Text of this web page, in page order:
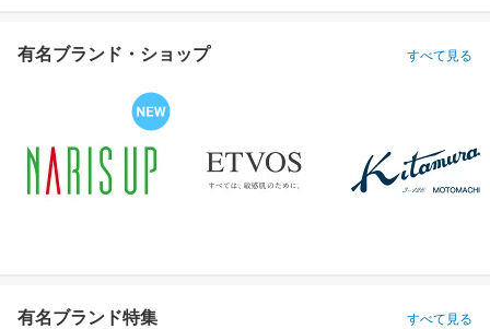
有名ブランド・ショップ すべて見る
有名ブランド特集 すべて見る